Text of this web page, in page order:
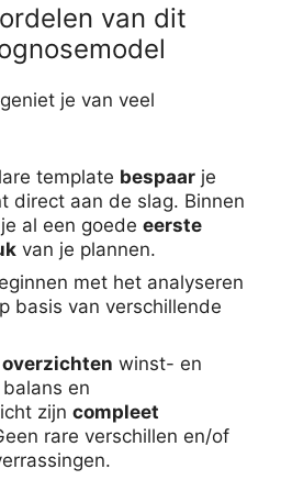
van dit
je van veel
template bespaar je
direct aan de slag. Binnen
al een goede eerste
van je plannen.
met het analyseren
basis van verschillende
winst- en
en
zijn compleet
rare verschillen en/of